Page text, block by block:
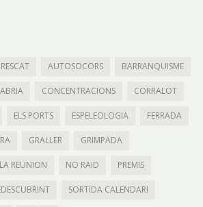
AUTOSOCORS BARRANQUISME
CONCENTRACIONS CORRALOT
ELS PORTS ESPELEOLOGIA FERRADA
GRALLER GRIMPADA
LA REUNION NO RAID PREMIS
SORTIDA CALENDARI